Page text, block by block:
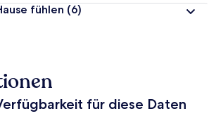
fühlen (6)
für diese Daten